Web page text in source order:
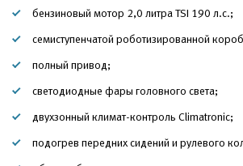
бензиновый мотор 2,0 литра TSI 190 л.с.;
семиступенчатой роботизированной
полный привод;
светодиодные фары головного света;
двухзонный климат-контроль Climatronic;
подогрев передних сидений и рулевого